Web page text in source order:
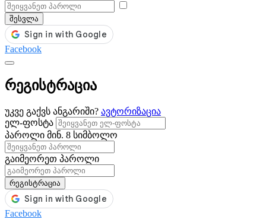
შესვლა
Facebook
რეგისტრაცია
უკვე გაქვს ანგარიში? ავტორიზაცია
ელ-ფოსტა
პაროლი მინ. 8 სიმბოლო
გაიმეორეთ პაროლი
რეგისტრაცია
Facebook